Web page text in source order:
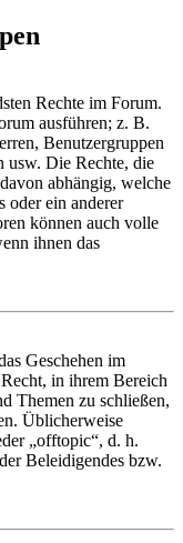
Rechte im Forum.
ausführen; z. B.
Benutzergruppen
usw. Die Rechte, die
abhängig, welche
oder ein anderer
können auch volle
ihnen das
Geschehen im
in ihrem Bereich
Themen zu schließen,
Üblicherweise
„offtopic“, d. h.
Beleidigendes bzw.